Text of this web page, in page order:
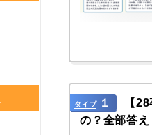
タイプ １
【
の？全部答え